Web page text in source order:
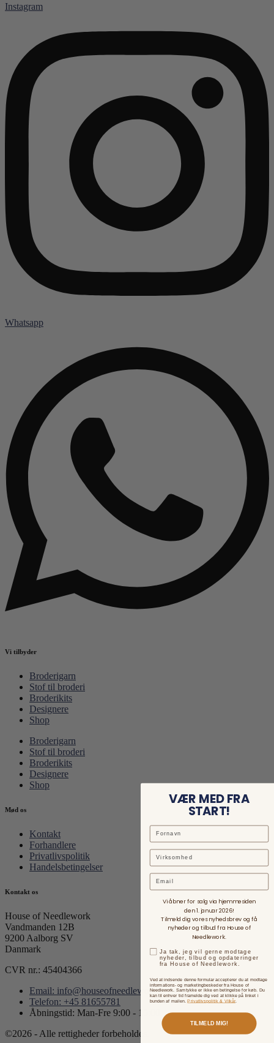
Instagram
Whatsapp
Vi tilbyder
Broderigarn
Stof til broderi
Broderikits
Designere
Shop
Broderigarn
Stof til broderi
Broderikits
Designere
Shop
Mød os
Kontakt
Forhandlere
Privatlivspolitik
Handelsbetingelser
Kontakt os
House of Needlework
Vandmanden 12B
9200 Aalborg SV
Danmark
CVR nr.: 45404366
Email: info@houseofneedlework.com
Telefon: +45 81655781
Åbningstid: Man-Fre 9:00 - 15:00
©2026 - Alle rettigheder forbeholdes.
VÆR MED FRA
START!
Email
Vi åbner for salg via hjemmesiden
den 1. januar 2026!
Tilmeld dig vores nyhedsbrev og få
nyheder og tilbud fra House of
Needlework.
Ja tak, jeg vil gerne modtage
nyheder, tilbud og opdateringer
fra House of Needlework.
Ved at indsende denne formular accepterer du at modtage
informations- og marketingbeskeder fra House of
Needlework. Samtykke er ikke en betingelse for køb. Du
kan til enhver tid framelde dig ved at klikke på linket i
bunden af mailen.Privatlivspolitik & Vilkår.
TILMELD MIG!